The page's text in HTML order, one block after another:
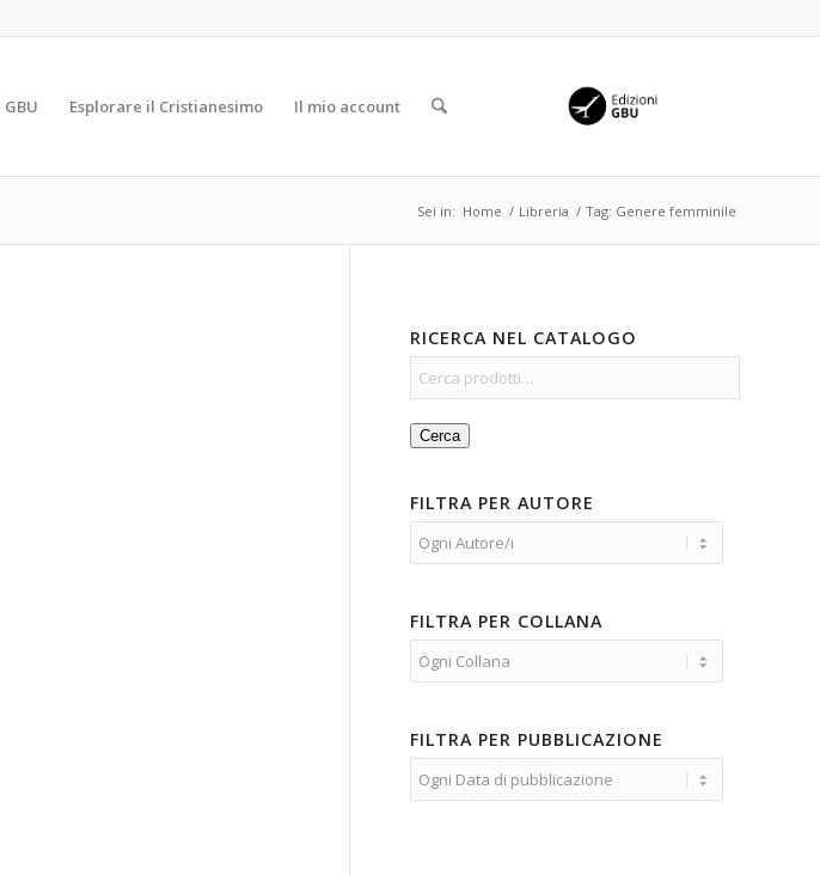
Esplorare il Cristianesimo Il mio account
Sei in: Home / Libreria / Tag: Genere femminile
RICERCA NEL CATALOGO
Cerca
FILTRA PER AUTORE
FILTRA PER COLLANA
FILTRA PER PUBBLICAZIONE